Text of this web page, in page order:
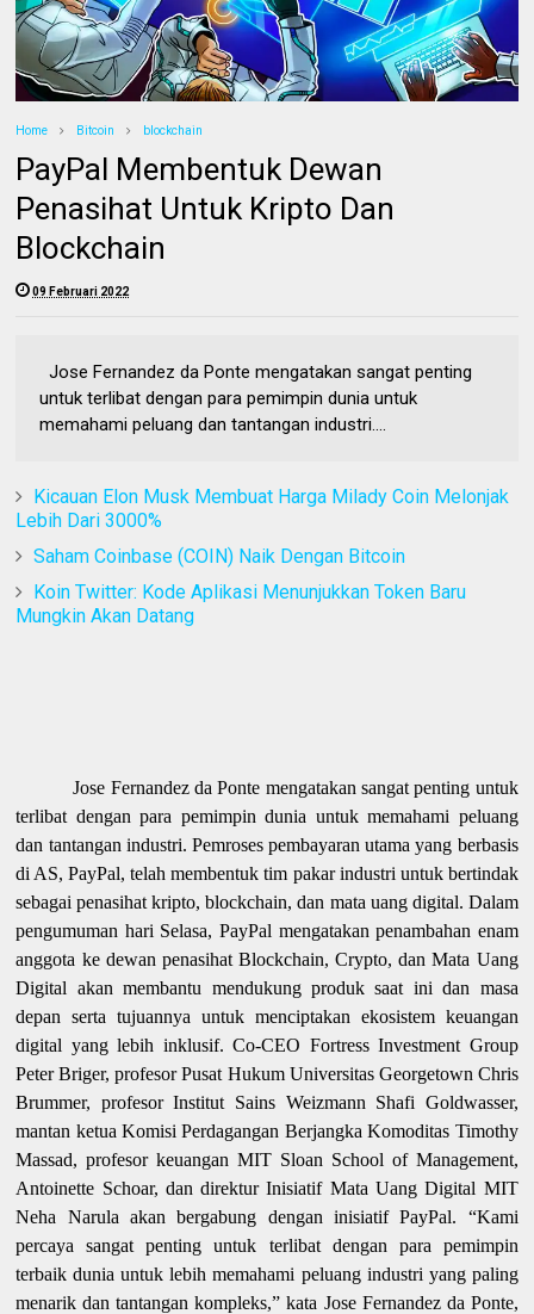
Home Bitcoin blockchain
PayPal Membentuk Dewan
Penasihat Untuk Kripto Dan
Blockchain
09 Februari 2022
Jose Fernandez da Ponte mengatakan sangat penting
untuk terlibat dengan para pemimpin dunia untuk
memahami peluang dan tantangan industri....
Kicauan Elon Musk Membuat Harga Milady Coin Melonjak
Lebih Dari 3000%
Saham Coinbase (COIN) Naik Dengan Bitcoin
Koin Twitter: Kode Aplikasi Menunjukkan Token Baru
Mungkin Akan Datang
Jose Fernandez da Ponte mengatakan sangat penting untuk
terlibat dengan para pemimpin dunia untuk memahami peluang
dan tantangan industri. Pemroses pembayaran utama yang berbasis
di AS, PayPal, telah membentuk tim pakar industri untuk bertindak
sebagai penasihat kripto, blockchain, dan mata uang digital. Dalam
pengumuman hari Selasa, PayPal mengatakan penambahan enam
anggota ke dewan penasihat Blockchain, Crypto, dan Mata Uang
Digital akan membantu mendukung produk saat ini dan masa
depan serta tujuannya untuk menciptakan ekosistem keuangan
digital yang lebih inklusif. Co-CEO Fortress Investment Group
Peter Briger, profesor Pusat Hukum Universitas Georgetown Chris
Brummer, profesor Institut Sains Weizmann Shafi Goldwasser,
mantan ketua Komisi Perdagangan Berjangka Komoditas Timothy
Massad, profesor keuangan MIT Sloan School of Management,
Antoinette Schoar, dan direktur Inisiatif Mata Uang Digital MIT
Neha Narula akan bergabung dengan inisiatif PayPal. “Kami
percaya sangat penting untuk terlibat dengan para pemimpin
terbaik dunia untuk lebih memahami peluang industri yang paling
menarik dan tantangan kompleks,” kata Jose Fernandez da Ponte,